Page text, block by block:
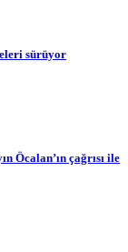
sürüyor
Öcalan’ın çağrısı ile